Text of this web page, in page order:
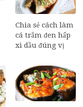
Chia sẻ cách làm
cá trắm đen hấp
xì dầu đúng vị